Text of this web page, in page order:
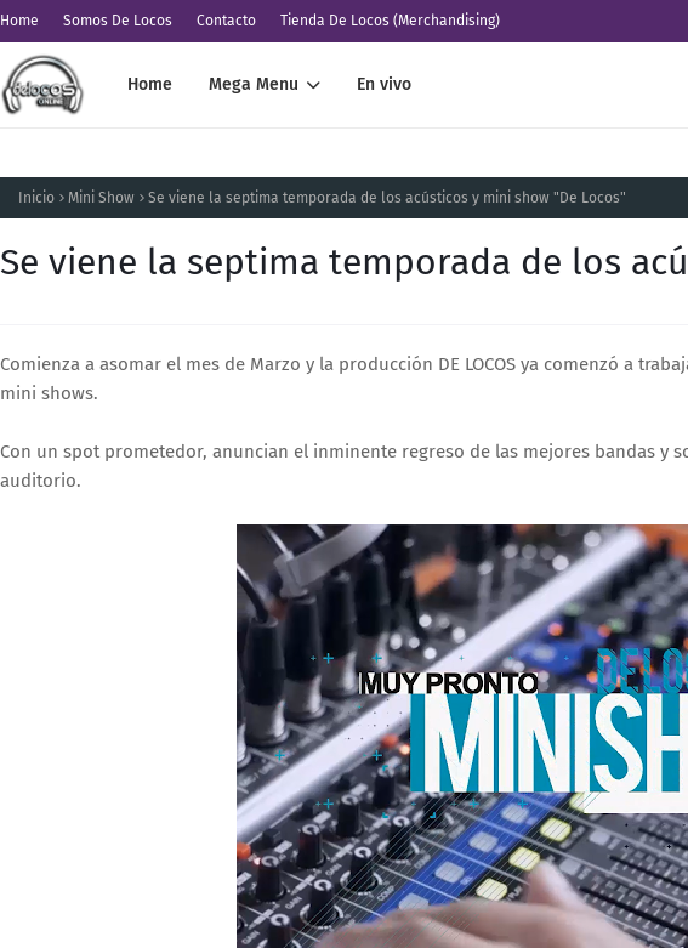
Home Somos De Locos Contacto Tienda De Locos (Merchandising)
Home Mega Menu En vivo
Inicio Mini Show Se viene la septima temporada de los acústicos y mini show "De Locos"
Se viene la septima temporada de los
Comienza a asomar el mes de Marzo y la producción DE LOCOS ya comenzó a
mini shows.
Con un spot prometedor, anuncian el inminente regreso de las mejores bandas y
auditorio.